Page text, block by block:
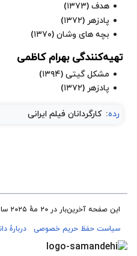
هدف (۱۳۷۳)
پادزهر (۱۳۷۲)
بچه های وشان (۱۳۷۰)
تهیه‌کنندگی بهرام کاظمی
مشکل گیتی (۱۳۹۴)
پادزهر (۱۳۷۲)
رده: کارگردانان فیلم ایرانی
این صفحه آخرین‌بار در ‏۲۰ مهٔ ۲۰۲۵ ساعت ‏۱۱:۳۹ ویرایش شده‌است.
سیاست حفظ حریم خصوصی
دربارهٔ